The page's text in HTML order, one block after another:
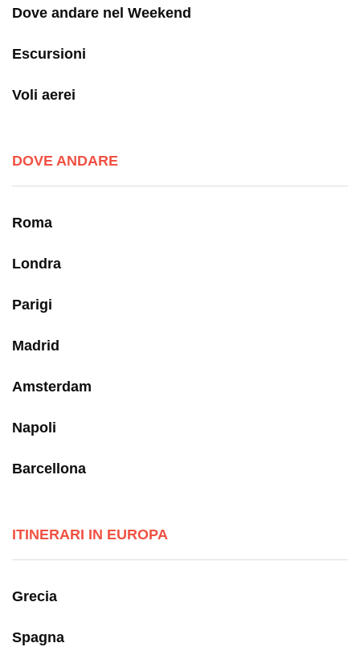
Dove andare nel Weekend
Escursioni
Voli aerei
DOVE ANDARE
Roma
Londra
Parigi
Madrid
Amsterdam
Napoli
Barcellona
ITINERARI IN EUROPA
Grecia
Spagna